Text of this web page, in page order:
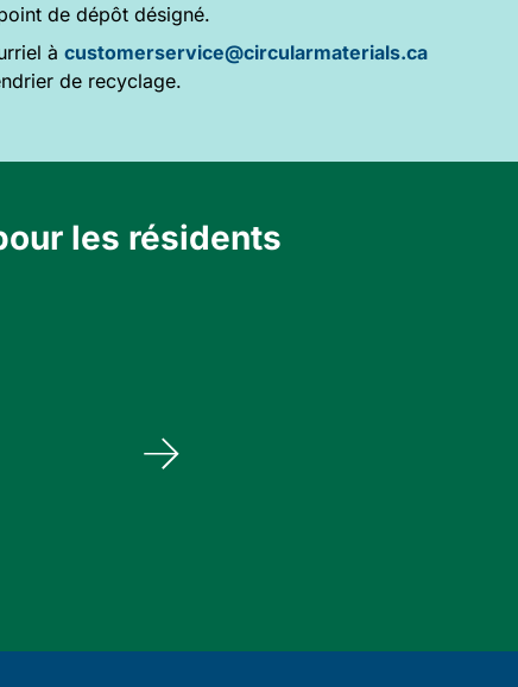
de dépôt désigné.
à customerservice@circularmaterials.ca
de recyclage.
les résidents